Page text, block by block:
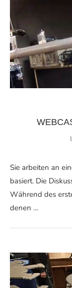
Sie arbeiten an
basiert. Die
Während des
denen …